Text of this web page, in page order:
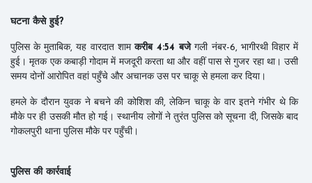
घटना कैसे हुई?
पुलिस के मुताबिक, यह वारदात शामकरीब 4:54 बजेगली नंबर-6, भागीरथी विहार में
हुई। मृतक एक कबाड़ी गोदाम में मजदूरी करता था और वहीं पास से गुजर रहा था। उसी
समय दोनों आरोपित वहां पहुँचे और अचानक उस पर चाकू से हमला कर दिया।
हमले के दौरान युवक ने बचने की कोशिश की, लेकिन चाकू के वार इतने गंभीर थे कि
मौके पर ही उसकी मौत हो गई। स्थानीय लोगों ने तुरंत पुलिस को सूचना दी, जिसके बाद
गोकलपुरी थाना पुलिस मौके पर पहुँची।
पुलिस की कार्रवाई